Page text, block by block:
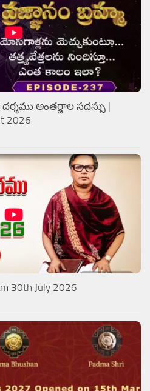
అంతర్జాల సదస్సు |
2026
30th July 2026